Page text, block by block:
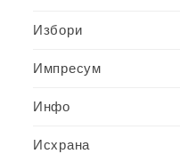
Избори
Импресум
Инфо
Исхрана